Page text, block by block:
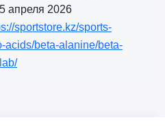
апреля 2026
sportstore.kz/sports-
acids/beta-alanine/beta-